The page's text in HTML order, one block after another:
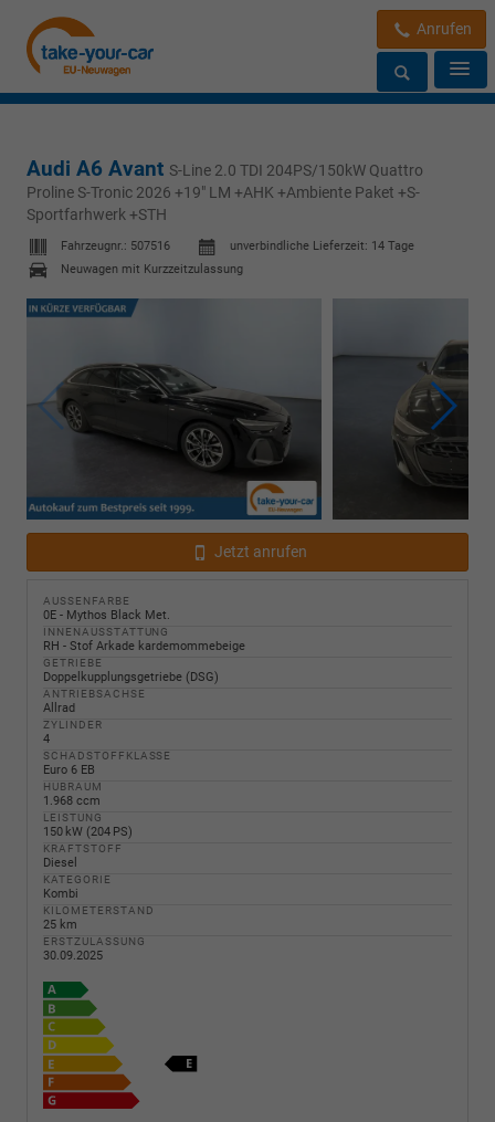
Anrufen
Audi A6 Avant S-Line 2.0 TDI 204PS/150kW Quattro
Proline S-Tronic 2026 +19" LM +AHK +Ambiente Paket +S-
Sportfarhwerk +STH
Fahrzeugnr.: 507516 unverbindliche Lieferzeit: 14 Tage
Neuwagen mit Kurzzeitzulassung
Jetzt anrufen
AUSSENFARBE
0E - Mythos Black Met.
INNENAUSSTATTUNG
RH - Stof Arkade kardemommebeige
GETRIEBE
Doppelkupplungsgetriebe (DSG)
ANTRIEBSACHSE
Allrad
ZYLINDER
4
SCHADSTOFFKLASSE
Euro 6 EB
HUBRAUM
1.968 ccm
LEISTUNG
150 kW (204 PS)
KRAFTSTOFF
Diesel
KATEGORIE
Kombi
KILOMETERSTAND
25 km
ERSTZULASSUNG
30.09.2025